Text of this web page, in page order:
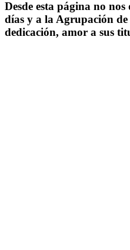
Desde esta página no
días y a la Agrupación
dedicación, amor a sus